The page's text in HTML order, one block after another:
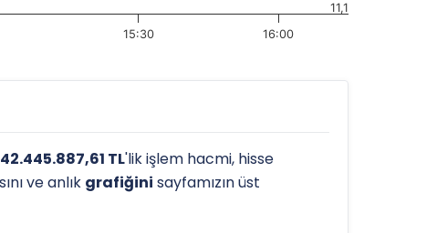
15:30 16:00
11,1
42.445.887,61 TL'lik işlem hacmi, hisse
ve anlık grafiğini sayfamızın üst